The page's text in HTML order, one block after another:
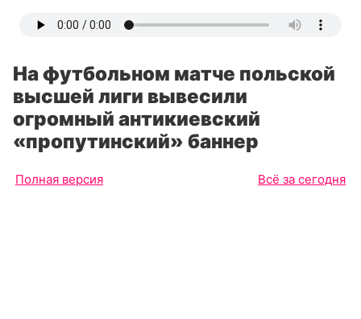
На футбольном матче польской
высшей лиги вывесили
огромный антикиевский
«пропутинский» баннер
Полная версия Всё за сегодня